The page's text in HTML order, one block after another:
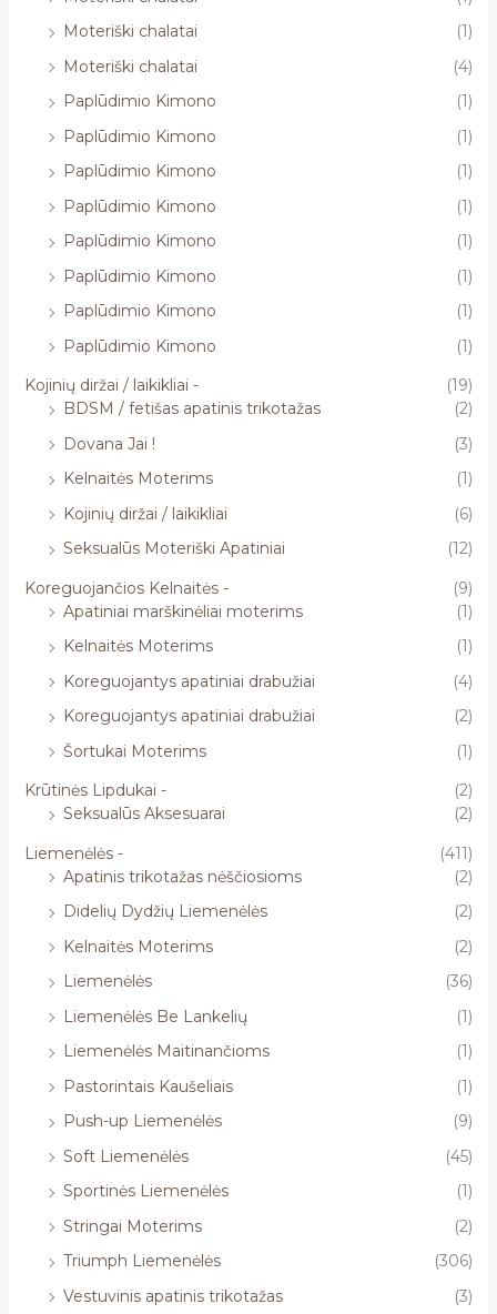
Moteriški chalatai
(1)
Moteriški chalatai
(4)
Paplūdimio Kimono
(1)
Paplūdimio Kimono
(1)
Paplūdimio Kimono
(1)
Paplūdimio Kimono
(1)
Paplūdimio Kimono
(1)
Paplūdimio Kimono
(1)
Paplūdimio Kimono
(1)
Paplūdimio Kimono
(1)
Kojinių diržai / laikikliai -
(19)
BDSM / fetišas apatinis trikotažas
(2)
Dovana Jai !
(3)
Kelnaitės Moterims
(1)
Kojinių diržai / laikikliai
(6)
Seksualūs Moteriški Apatiniai
(12)
Koreguojančios Kelnaitės -
(9)
Apatiniai marškinėliai moterims
(1)
Kelnaitės Moterims
(1)
Koreguojantys apatiniai drabužiai
(4)
Koreguojantys apatiniai drabužiai
(2)
Šortukai Moterims
(1)
Krūtinės Lipdukai -
(2)
Seksualūs Aksesuarai
(2)
Liemenėlės -
(411)
Apatinis trikotažas nėščiosioms
(2)
Didelių Dydžių Liemenėlės
(2)
Kelnaitės Moterims
(2)
Liemenėlės
(36)
Liemenėlės Be Lankelių
(1)
Liemenėlės Maitinančioms
(1)
Pastorintais Kaušeliais
(1)
Push-up Liemenėlės
(9)
Soft Liemenėlės
(45)
Sportinės Liemenėlės
(1)
Stringai Moterims
(2)
Triumph Liemenėlės
(306)
Vestuvinis apatinis trikotažas
(3)